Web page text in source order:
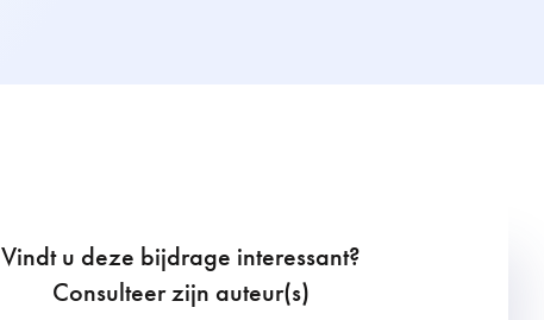
Vindt u deze bijdrage interessant?
Consulteer zijn auteur(s)